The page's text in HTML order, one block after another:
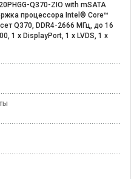
Q370-ZIO with mSATA
процессора Intel® Core™
Q370, DDR4-2666 МГц, до 16
1 х DisplayPort, 1 х LVDS, 1 х